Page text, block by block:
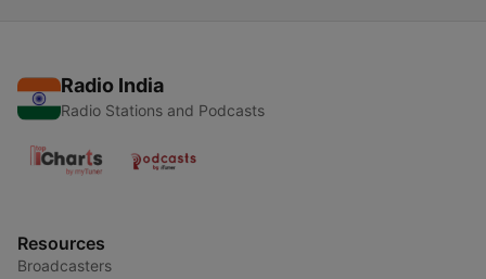
Radio India
Radio Stations and Podcasts
Resources
Broadcasters